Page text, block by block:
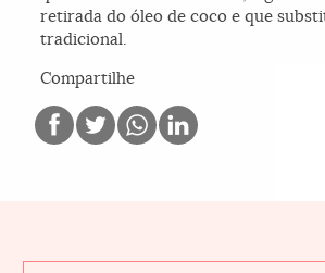
retirada do óleo de coco e que
tradicional.
Compartilhe